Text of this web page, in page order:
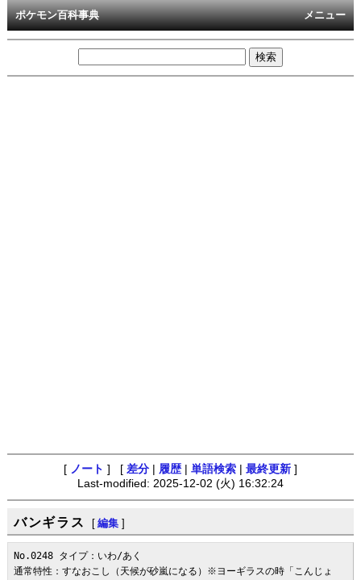
メニュー
ポケモン百科事典
[ ノート ] [ 差分 履歴 単語検索 最終更新 ]
Last-modified: 2025-12-02 (火) 16:32:24
バンギラス [ 編集 ]
No.0248 タイプ：いわ/あく
通常特性：すなおこし（天候が砂嵐になる）※ヨーギラスの時「こんじょ